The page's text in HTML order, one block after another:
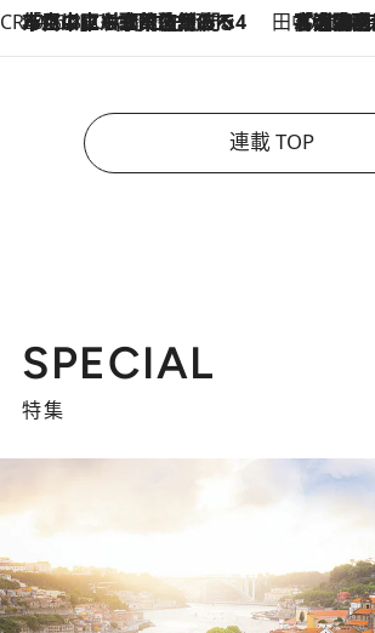
CREA'S CHOICE
2026.8.7
「立川にも歌舞伎があるんだよ」 片岡仁左衛門・市川中車ら豪華座組みで4年目の立川立飛歌舞伎へ 田中稲の
2026.8.7
「湘南乃風に憧れて」観客大盛上がりの“タオル回し”に、ラッパー顔負けの高速歌唱まで
連載 TOP
SPECIAL
特集